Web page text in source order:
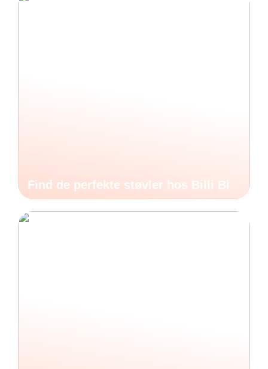
Find de perfekte støvler hos Billi Bi